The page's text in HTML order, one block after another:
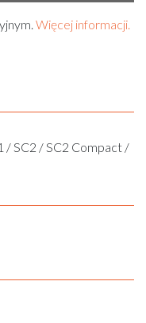
Więcej informacji.
/SC2 /SC2 Compact /